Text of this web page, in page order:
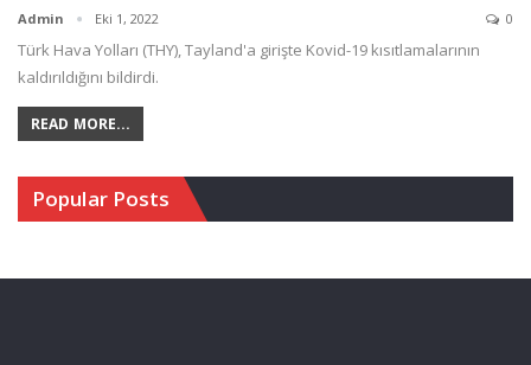
Admin Eki 1, 2022 0
Türk Hava Yolları (THY), Tayland'a girişte Kovid-19 kısıtlamalarının
kaldırıldığını bildirdi.
READ MORE...
Popular Posts